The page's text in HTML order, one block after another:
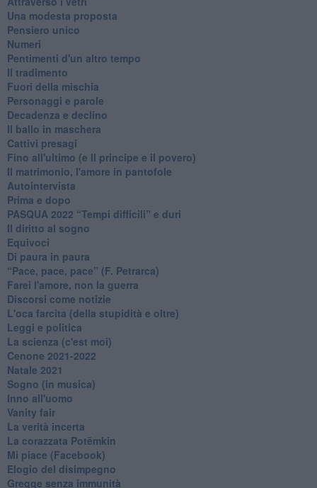
Una modesta proposta
Pensiero unico
Numeri
Pentimenti d'un altro tempo
Il tradimento
Fuori della mischia
Personaggi e parole
Decadenza e declino
Il ballo in maschera
Cattivi presagi
Fino all'ultimo (e Il principe e il povero)
Il matrimonio, l'amore in pantofole
Autointervista
Prima e dopo
​PASQUA 2022 “Tempi difficili” e duri
Il diritto al sogno
Equivoci
Di paura in paura
​“Pace, pace, pace” (F. Petrarca)
Farei l'amore, non la guerra
Discorsi come notizie
L'oca farcita (della stupidità e oltre)
Leggi e politica
La scienza (c'est moi)
Cenone 2021-2022
Natale 2021
Sogno (in musica)
Inno all'uomo
Vanity fair
La verità incerta
La corazzata Potëmkin
Mi piace (Facebook)
Elogio del disimpegno
Gregge senza immunità